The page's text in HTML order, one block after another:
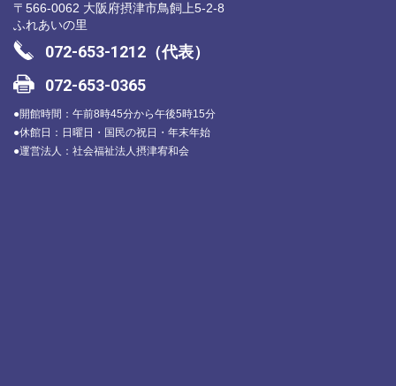
〒566-0062 大阪府摂津市鳥飼上5-2-8
ふれあいの里
072-653-1212（代表）
072-653-0365
●開館時間：午前8時45分から午後5時15分
●休館日：日曜日・国民の祝日・年末年始
●運営法人：社会福祉法人摂津宥和会